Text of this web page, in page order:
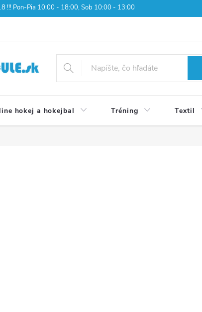
!!! Pon-Pia 10:00 - 18:00, Sob 10:00 - 13:00
hokej a hokejbal Tréning Textil